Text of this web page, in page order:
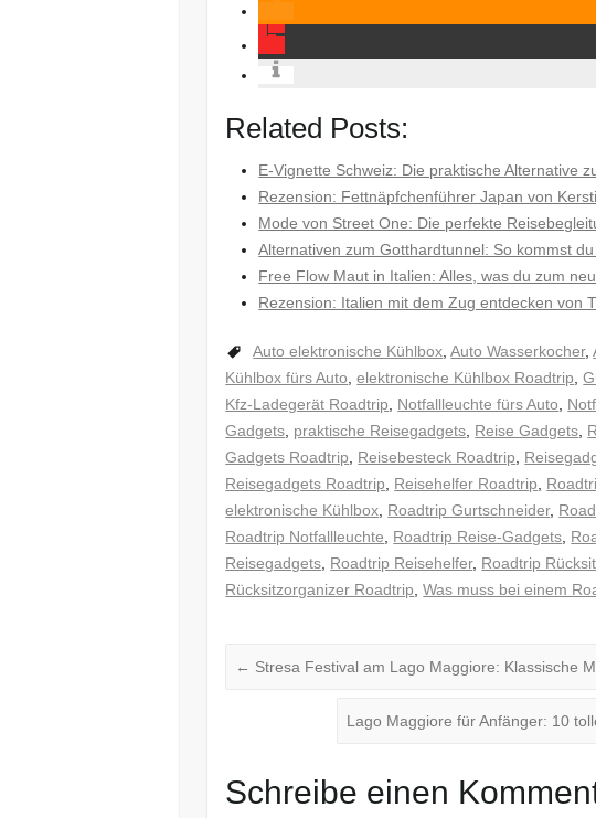
Related Posts:
E-Vignette Schweiz: Die praktische Alternative
Rezension: Fettnäpfchenführer Japan von
Mode von Street One: Die perfekte
Alternativen zum Gotthardtunnel: So kommst
Free Flow Maut in Italien: Alles, was du zum
Rezension: Italien mit dem Zug entdecken von
Auto elektronische Kühlbox,Auto Wasserkocher,
Kühlbox fürs Auto,elektronische Kühlbox Roadtrip,
Kfz-Ladegerät Roadtrip, Notfallleuchte fürs Auto,
Gadgets, praktische Reisegadgets, Reise Gadgets,
Gadgets Roadtrip, Reisebesteck Roadtrip,
Reisegadgets Roadtrip, Reisehelfer Roadtrip,
elektronische Kühlbox, Roadtrip Gurtschneider,
Roadtrip Notfallleuchte, Roadtrip Reise-Gadgets,
Reisegadgets, Roadtrip Reisehelfer, Roadtrip
Rücksitzorganizer Roadtrip,Was muss bei einem
← Stresa Festival am Lago Maggiore: Klassische
Lago Maggiore für Anfänger: 10
Schreibe einen